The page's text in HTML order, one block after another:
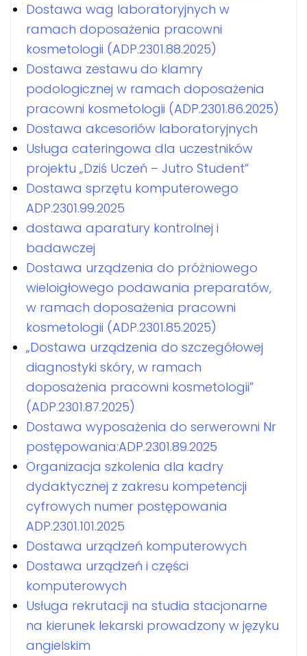
Dostawa wag laboratoryjnych w
ramach doposażenia pracowni
kosmetologii (ADP.2301.88.2025)
Dostawa zestawu do klamry
podologicznej w ramach doposażenia
pracowni kosmetologii (ADP.2301.86.2025)
Dostawa akcesoriów laboratoryjnych
Usługa cateringowa dla uczestników
projektu „Dziś Uczeń – Jutro Student”
Dostawa sprzętu komputerowego
ADP.2301.99.2025
dostawa aparatury kontrolnej i
badawczej
Dostawa urządzenia do próżniowego
wieloigłowego podawania preparatów,
w ramach doposażenia pracowni
kosmetologii (ADP.2301.85.2025)
„Dostawa urządzenia do szczegółowej
diagnostyki skóry, w ramach
doposażenia pracowni kosmetologii”
(ADP.2301.87.2025)
Dostawa wyposażenia do serwerowni Nr
postępowania:ADP.2301.89.2025
Organizacja szkolenia dla kadry
dydaktycznej z zakresu kompetencji
cyfrowych numer postępowania
ADP.2301.101.2025
Dostawa urządzeń komputerowych
Dostawa urządzeń i części
komputerowych
Usługa rekrutacji na studia stacjonarne
na kierunek lekarski prowadzony w języku
angielskim